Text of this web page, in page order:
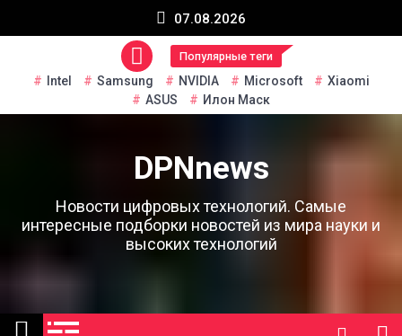
07.08.2026
Популярные теги
Intel Samsung NVIDIA Microsoft
Xiaomi
ASUS
Илон Маск
DPNnews
Новости цифровых технологий. Самые
интересные подборки новостей из мира науки и
высоких технологий